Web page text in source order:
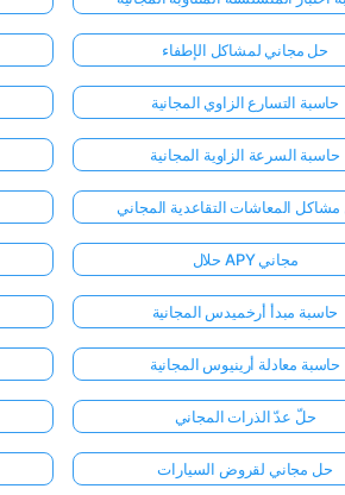
حل مجاني لمشاكل الإطفاء
حاسبة التسارع الزاوي المجانية
حاسبة السرعة الزاوية المجانية
مشاكل المعاشات التقاعدية المجاني
حلال APY مجاني
حاسبة مبدأ أرخميدس المجانية
حاسبة معادلة أرينيوس المجانية
حلّ عدّ الذرات المجاني
حل مجاني لقروض السيارات